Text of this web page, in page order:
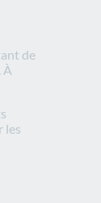
de
À
les